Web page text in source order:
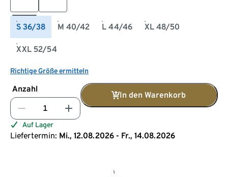
S 36/38 M 40/42 L 44/46 XL 48/50
XXL 52/54
Richtige Größe ermitteln
Anzahl
In den Warenkorb
Auf Lager
Liefertermin: Mi., 12.08.2026 - Fr., 14.08.2026